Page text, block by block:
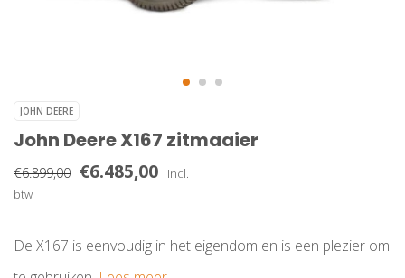
JOHN DEERE
John Deere X167 zitmaaier
€6.899,00 €6.485,00
Incl.
btw
De X167 is eenvoudig in het eigendom en is een plezier om